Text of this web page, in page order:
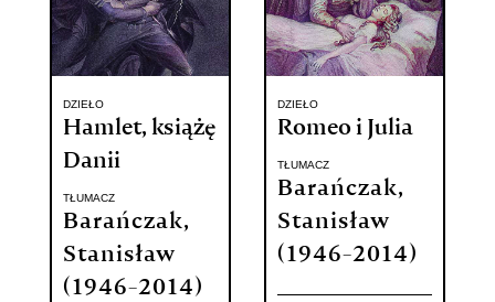
DZIEŁO
Hamlet, książę
Danii
TŁUMACZ
Barańczak,
Stanisław
(1946-2014)
DZIEŁO
Romeo i Julia
TŁUMACZ
Barańczak,
Stanisław
(1946-2014)